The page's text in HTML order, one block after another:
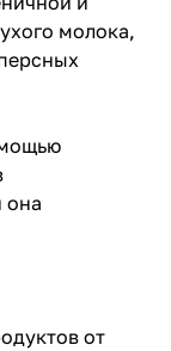
молока,
она
от